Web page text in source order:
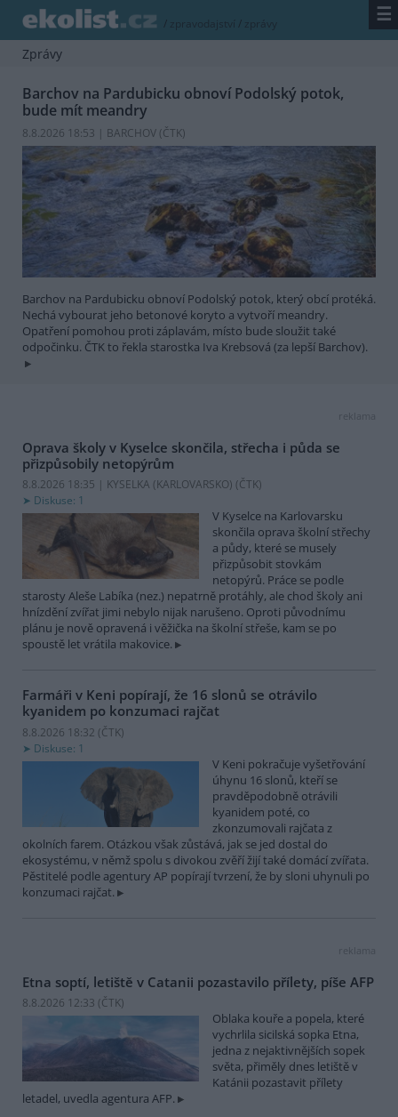
/ zpravodajství / zprávy ☰
Zprávy
Barchov na Pardubicku obnoví Podolský potok,
bude mít meandry
8.8.2026 18:53 | BARCHOV (ČTK)
Barchov na Pardubicku obnoví Podolský potok, který obcí protéká.
Nechá vybourat jeho betonové koryto a vytvoří meandry.
Opatření pomohou proti záplavám, místo bude sloužit také
odpočinku. ČTK to řekla starostka Iva Krebsová (za lepší Barchov).
reklama
Oprava školy v Kyselce skončila, střecha i půda se
přizpůsobily netopýrům
8.8.2026 18:35 | KYSELKA (KARLOVARSKO) (ČTK)
Diskuse: 1
V Kyselce na Karlovarsku
skončila oprava školní střechy
a půdy, které se musely
přizpůsobit stovkám
netopýrů. Práce se podle
starosty Aleše Labíka (nez.) nepatrně protáhly, ale chod školy ani
hnízdění zvířat jimi nebylo nijak narušeno. Oproti původnímu
plánu je nově opravená i věžička na školní střeše, kam se po
spoustě let vrátila makovice.
Farmáři v Keni popírají, že 16 slonů se otrávilo
kyanidem po konzumaci rajčat
8.8.2026 18:32 (ČTK)
Diskuse: 1
V Keni pokračuje vyšetřování
úhynu 16 slonů, kteří se
pravděpodobně otrávili
kyanidem poté, co
zkonzumovali rajčata z
okolních farem. Otázkou však zůstává, jak se jed dostal do
ekosystému, v němž spolu s divokou zvěří žijí také domácí zvířata.
Pěstitelé podle agentury AP popírají tvrzení, že by sloni uhynuli po
konzumaci rajčat.
reklama
Etna soptí, letiště v Catanii pozastavilo přílety, píše AFP
8.8.2026 12:33 (ČTK)
Oblaka kouře a popela, které
vychrlila sicilská sopka Etna,
jedna z nejaktivnějších sopek
světa, přiměly dnes letiště v
Katánii pozastavit přílety
letadel, uvedla agentura AFP.